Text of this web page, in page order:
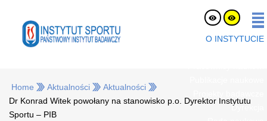
O INSTYTUCIE
Dyrekcja
Home Aktualności
Aktualności
Dr Konrad Witek powołany na stanowisko p.o. Dyrektor Instytutu
Sportu – PIB